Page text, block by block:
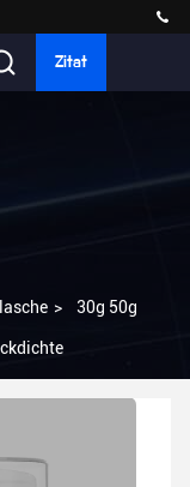
Zitat
> 30g 50g